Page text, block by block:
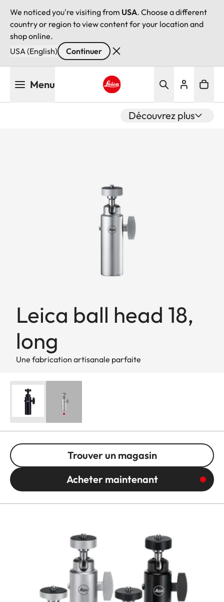
We noticed you're visiting from USA. Choose a different
country or region to view content for your location and
shop online.
USA (English)
Continuer
Menu
Découvrez plus
Leica ball head 18,
long
Une fabrication artisanale parfaite
Trouver un magasin
Acheter maintenant